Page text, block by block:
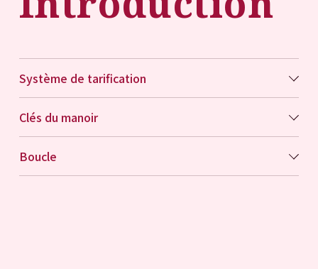
Système de tarification
Clés du manoir
Boucle